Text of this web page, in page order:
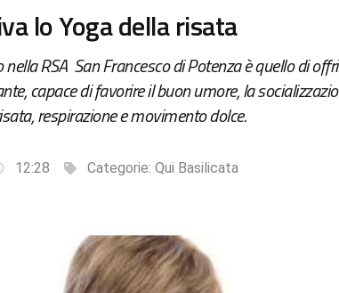
lo Yoga della risata
RSA San Francesco di Potenza è quello di
capace di favorire il buon umore, la
respirazione e movimento dolce.
12:28 Categorie: Qui Basilicata